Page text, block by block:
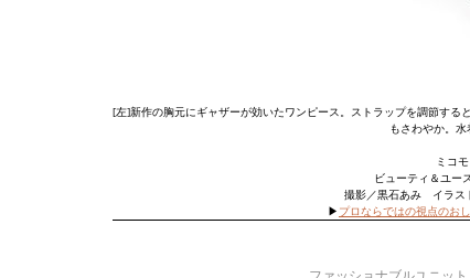
[左]新作の胸元にギャザーが効いたワンピース。ストラップを調節する
もさわやか。
ミコ
ビューティ＆ユー
撮影／黒石あみ イラス
▶︎ プロならではの視点のお